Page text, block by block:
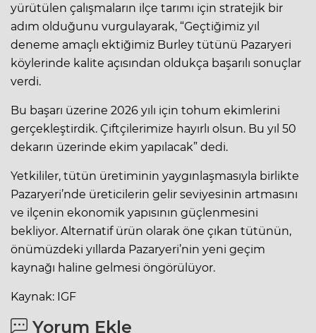
yürütülen çalışmaların ilçe tarımı için stratejik bir
adım olduğunu vurgulayarak, “Geçtiğimiz yıl
deneme amaçlı ektiğimiz Burley tütünü Pazaryeri
köylerinde kalite açısından oldukça başarılı sonuçlar
verdi.
Bu başarı üzerine 2026 yılı için tohum ekimlerini
gerçekleştirdik. Çiftçilerimize hayırlı olsun. Bu yıl 50
dekarın üzerinde ekim yapılacak” dedi.
Yetkililer, tütün üretiminin yaygınlaşmasıyla birlikte
Pazaryeri’nde üreticilerin gelir seviyesinin artmasını
ve ilçenin ekonomik yapısının güçlenmesini
bekliyor. Alternatif ürün olarak öne çıkan tütünün,
önümüzdeki yıllarda Pazaryeri’nin yeni geçim
kaynağı haline gelmesi öngörülüyor.
Kaynak: IGF
Yorum Ekle